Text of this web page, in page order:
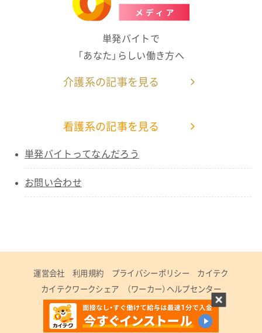
単発バイトで
「あなた」らしい働き方へ
介護系の記事を見る
看護系の記事を見る
単発バイトってなんだろう
お問い合わせ
運営会社 利用規約 プライバシーポリシー
カイテク
カイテクワークシェア
（ワーカー）ヘルプセンター
（法人）ヘルプセンター
©2023 CaiTech